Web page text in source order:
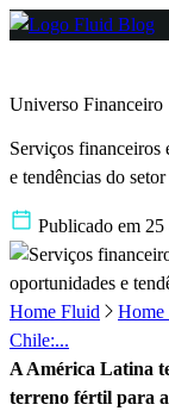
Universo Financeiro
Serviços financeiros
e tendências do setor
Publicado em 25
Home Fluid
Chile:...
A América Latina
terreno fértil para